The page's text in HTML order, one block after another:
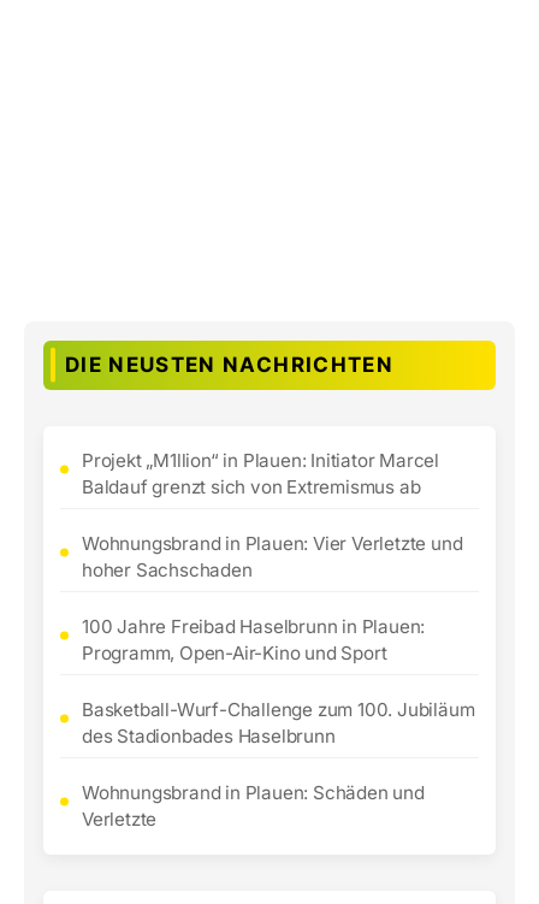
DIE NEUSTEN NACHRICHTEN
Projekt „M1llion“ in Plauen: Initiator Marcel
Baldauf grenzt sich von Extremismus ab
Wohnungsbrand in Plauen: Vier Verletzte und
hoher Sachschaden
100 Jahre Freibad Haselbrunn in Plauen:
Programm, Open-Air-Kino und Sport
Basketball-Wurf-Challenge zum 100. Jubiläum
des Stadionbades Haselbrunn
Wohnungsbrand in Plauen: Schäden und
Verletzte